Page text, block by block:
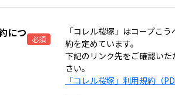
につ
必須
「コレル桜塚」はコープこ
約を定めています。
下記のリンク先をご確認い
さい。
「コレル桜塚」利用規約（